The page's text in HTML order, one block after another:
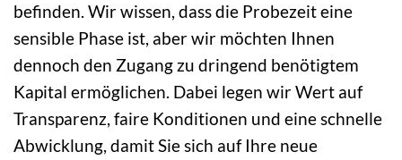
befinden. Wir wissen, dass die Probezeit eine
sensible Phase ist, aber wir möchten Ihnen
dennoch den Zugang zu dringend benötigtem
Kapital ermöglichen. Dabei legen wir Wert auf
Transparenz, faire Konditionen und eine schnelle
Abwicklung, damit Sie sich auf Ihre neue